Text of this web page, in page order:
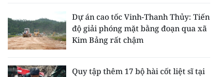
Dự án cao tốc Vinh-Thanh Thủy: Tiến
độ giải phóng mặt bằng đoạn qua xã
Kim Bảng rất chậm
Quy tập thêm 17 bộ hài cốt liệt sĩ tại